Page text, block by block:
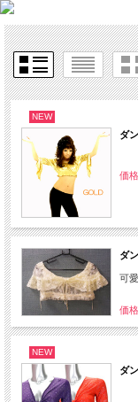
NEW
ダ
価
ダ
可
価
NEW
ダ